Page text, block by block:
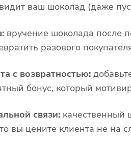
ваш шоколад (даже
вручение шоколада после
разового
с возвратностью:
бонус, который
связи: качественный
вы цените клиента не на